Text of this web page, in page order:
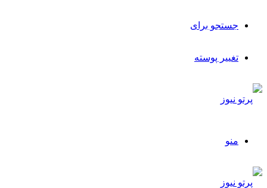
جستجو برای
تغییر پوسته
منو